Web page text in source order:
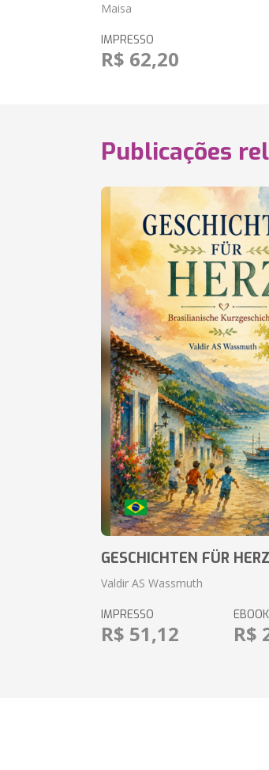
Maisa
IMPRESSO
R$ 62,20
Publicações
GESCHICHTEN FÜR HERZ
Valdir AS Wassmuth
IMPRESSO
R$ 51,12
EBOOK
R$